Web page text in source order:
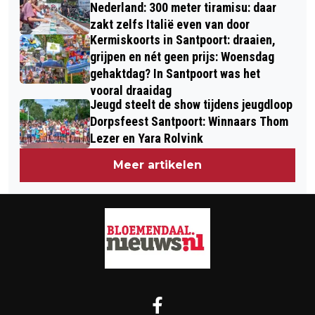
Nederland: 300 meter tiramisu: daar
zakt zelfs Italië even van door
Kermiskoorts in Santpoort: draaien,
grijpen en nét geen prijs: Woensdag
gehaktdag? In Santpoort was het
vooral draaidag
Jeugd steelt de show tijdens jeugdloop
Dorpsfeest Santpoort: Winnaars Thom
Lezer en Yara Rolvink
Meer artikelen